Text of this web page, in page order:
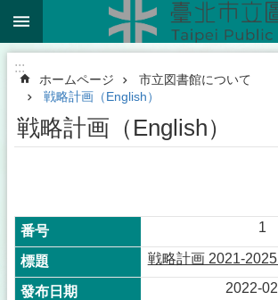
メインコンテンツブロックにスキップ
:::
ホームページ
市立図書館について
戦略計画（English）
戦略計画（English）
1
戦略計画 2021-2025
2022-